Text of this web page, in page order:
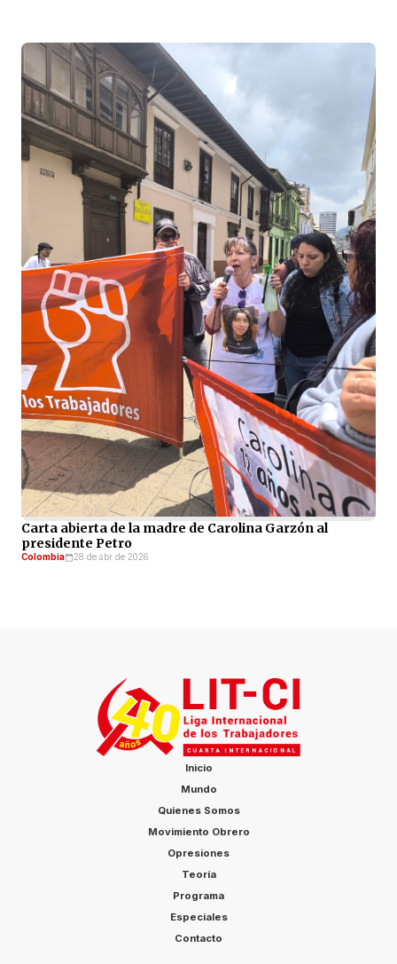
Carta abierta de la madre de Carolina Garzón al
presidente Petro
Colombia 28 de abr de 2026
Inicio
Mundo
Quienes Somos
Movimiento Obrero
Opresiones
Teoría
Programa
Especiales
Contacto